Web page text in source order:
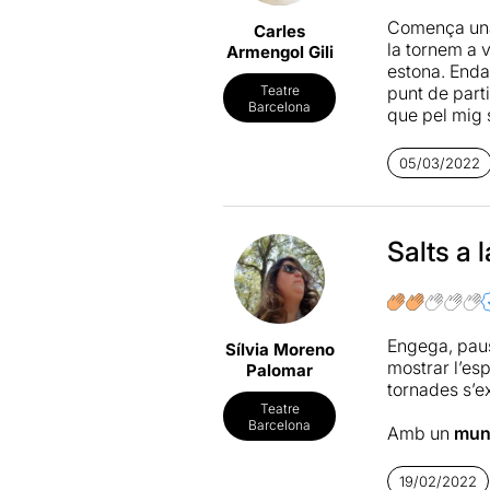
Observem,
qual
existeixen
retrets.
Pel que fa a
Destacar,
conjunt, un
Carles
Armengol Gili
Teatre
Barcelona
Comença
la tornem a
estona.
punt de
que pel mig
Enfrontar-
paraules i
vegades
sense la
oportunitats
El muntatge
d'Art
L'entrega
espectacle
05/03/2022
Sílvia Moreno
Palomar
Teatre
Barcelona
Salts a
Engega,
mostrar
tornades
Amb un
moments
19/02/2022